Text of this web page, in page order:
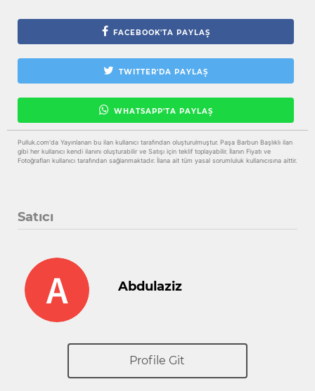
FACEBOOK'TA PAYLAŞ
TWITTER'DA PAYLAŞ
WHATSAPP'TA PAYLAŞ
Pulluk.com'da Yayınlanan bu ilan kullanıcı tarafından oluşturulmuştur. Paşa Barbun Başlıklı ilan
gibi her kullanıcı kendi ilanını oluşturabilir ve Satışı için teklif toplayabilir. İlanın Fiyatı ve
Fotoğrafları kullanıcı tarafından sağlanmaktadır. İlana ait tüm yasal sorumluluk kullanıcısına aittir.
Satıcı
Abdulaziz
Profile Git